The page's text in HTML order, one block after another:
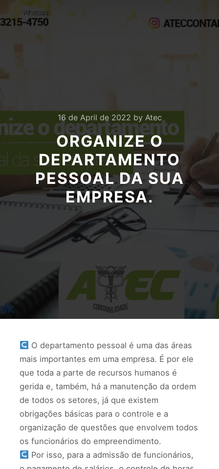
16 de April de 2022 by Atec
ORGANIZE O
DEPARTAMENTO
PESSOAL DA SUA
EMPRESA.
O departamento pessoal é uma das áreas
mais importantes em uma empresa. É por ele
que toda a parte de recursos humanos é
gerida e, também, há a manutenção da ordem
de todos os setores, já que existem
obrigações básicas para o controle e a
organização de questões que envolvem todos
os funcionários do empreendimento.
Por isso, para a admissão de funcionários,